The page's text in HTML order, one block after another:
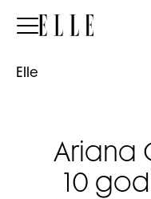
Elle
Elle
Ariana
10